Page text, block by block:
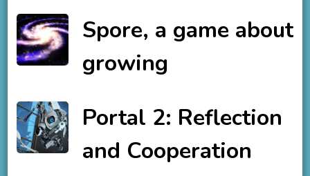
Spore, a game about
growing
Portal 2: Reflection
and Cooperation